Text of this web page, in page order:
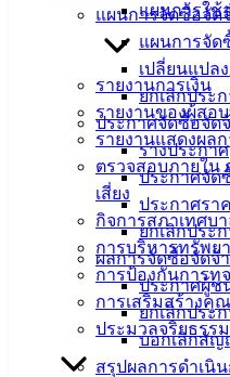
แผนการจัดซื้อจัด
แผนการจัด
เปลี่ยนแปล
ยกเลิกประ
ประกาศจัดซื้อจัด
ร่างประกาศ
ประกาศจัด
ประกาศรา
ยกเลิกประ
ผลการจัดซื้อจัดจ้
ประกาศผู้ช
ยกเลิกประ
บอกเลิกสัญ
สรุปผลการดำเนิ
แผนการใช้
รายงานการเงิน
รายงานของผู้สอ
รายงานแสดงผล
ตรวจสอบภายใน
เสี่ยง
กิจการสภาเทศบ
การบริหารทรัพย
การป้องกันการทุ
การเสริมสร้างคุ
ประมวลจริยธรร
ประชาชน/
คู่มือการ
ปฏิบัติ
งาน
ข่าวสาร
น่ารู้
ศุนย์
ข้อมูล
ข่าวสาร
อิเล็กทรอนิกส์
องค์